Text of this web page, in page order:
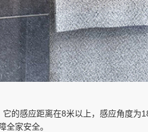
的感应距离在8米以上，感应角度
全家安全。